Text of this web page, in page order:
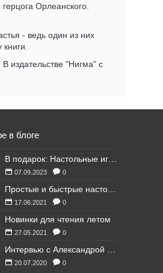
Орлеанского.
- ведь один из них
издательстве "Нигма" с
в блоге
07.09.2023 0
17.06.2021 0
Новинки для чтения летом
27.05.2021 0
20.07.2020 0